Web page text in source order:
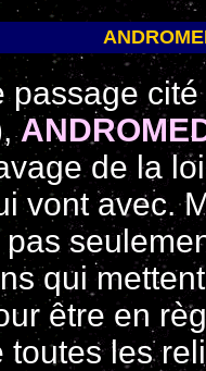
passage
de la
vont avec.
qui
être en
toutes les